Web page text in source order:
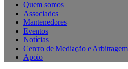
Quem somos
Associados
Mantenedores
Eventos
Notícias
Centro de Mediação e Arbitragem
Apoio